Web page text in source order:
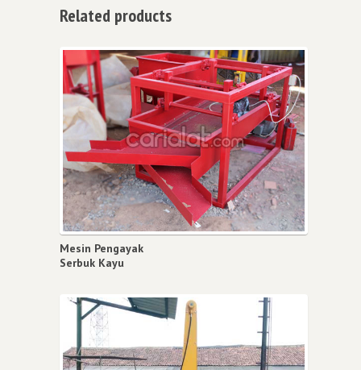
Related products
Mesin Pengayak
Serbuk Kayu